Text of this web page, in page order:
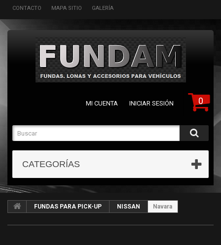
CONTACTO MAPA SITIO GALERÍA
0
MI CUENTA INICIAR SESIÓN
CATEGORÍAS
FUNDAS PARA PICK-UP NISSAN Navara